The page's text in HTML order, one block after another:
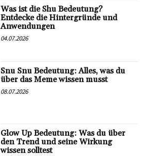
Was ist die Shu Bedeutung?
Entdecke die Hintergründe und
Anwendungen
04.07.2026
Snu Snu Bedeutung: Alles, was du
über das Meme wissen musst
08.07.2026
Glow Up Bedeutung: Was du über
den Trend und seine Wirkung
wissen solltest